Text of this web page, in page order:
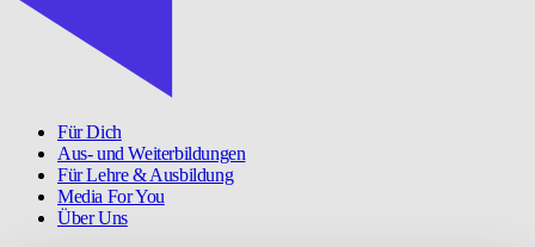
Für Dich
Aus- und Weiterbildungen
Für Lehre & Ausbildung
Media For You
Über Uns